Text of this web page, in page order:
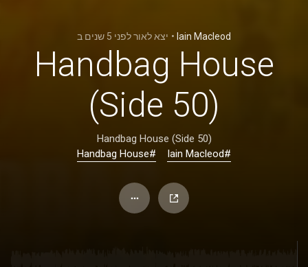
Iain Macleod
• יצא לאורלפני 5 שנים ב
Handbag House
(Side 50)
Handbag House (Side 50)
#Iain Macleod
#Handbag House